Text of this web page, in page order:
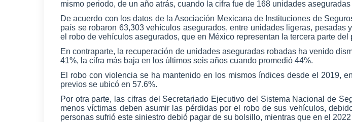
mismo periodo, de un año atrás, cuando la cifra fue de 168 unidades
De acuerdo con los datos de la Asociación Mexicana de Instituciones de
país se robaron 63,303 vehículos asegurados, entre unidades ligeras,
el robo de vehículos asegurados, que en México representan la tercera parte
En contraparte, la recuperación de unidades aseguradas robadas ha venido
41%, la cifra más baja en los últimos seis años cuando promedió 44%.
El robo con violencia se ha mantenido en los mismos índices desde el 2019,
previos se ubicó en 57.6%.
Por otra parte, las cifras del Secretariado Ejecutivo del Sistema Nacional de
menos víctimas deben asumir las pérdidas por el robo de sus vehículos,
personas sufrió este siniestro debió pagar de su bolsillo, mientras que en el